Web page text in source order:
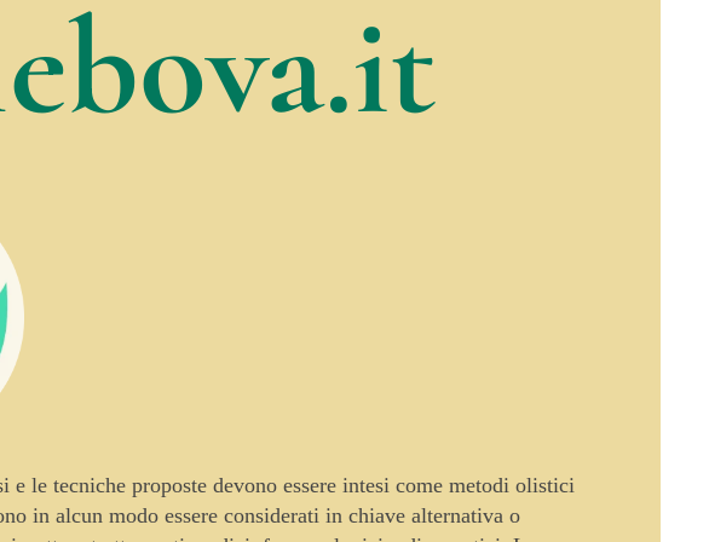
e le tecniche proposte devono essere intesi come metodi olistici
in alcun modo essere considerati in chiave alternativa o